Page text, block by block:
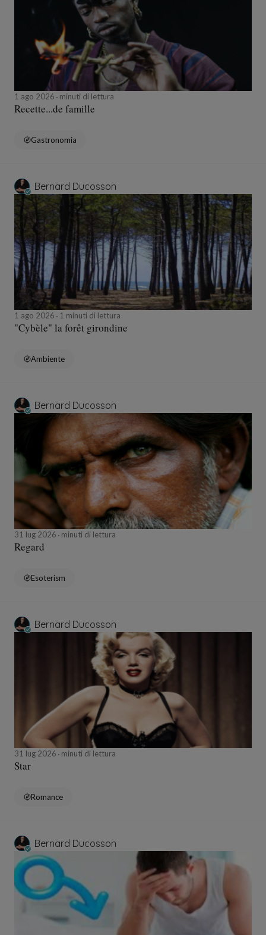
1 ago 2026 minuti di lettura
Recette...de famille
Gastronomia
Bernard Ducosson
1 ago 2026 1 minuti di lettura
"Cybèle" la forêt girondine
Ambiente
Bernard Ducosson
31 lug 2026 minuti di lettura
Regard
Esoterism
Bernard Ducosson
31 lug 2026 minuti di lettura
Star
Romance
Bernard Ducosson